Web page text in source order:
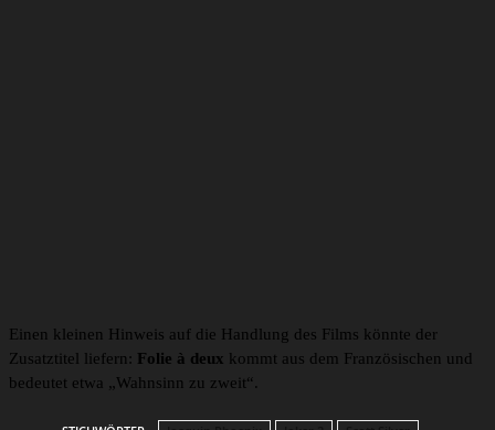
Einen kleinen Hinweis auf die Handlung des Films könnte der
Zusatztitel liefern: Folie à deux kommt aus dem Französischen und
bedeutet etwa „Wahnsinn zu zweit“.